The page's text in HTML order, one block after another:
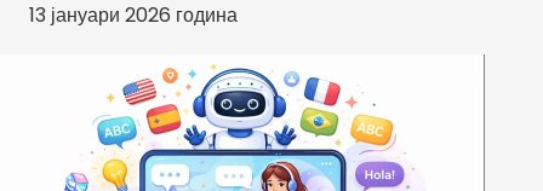
13 јануари 2026 година